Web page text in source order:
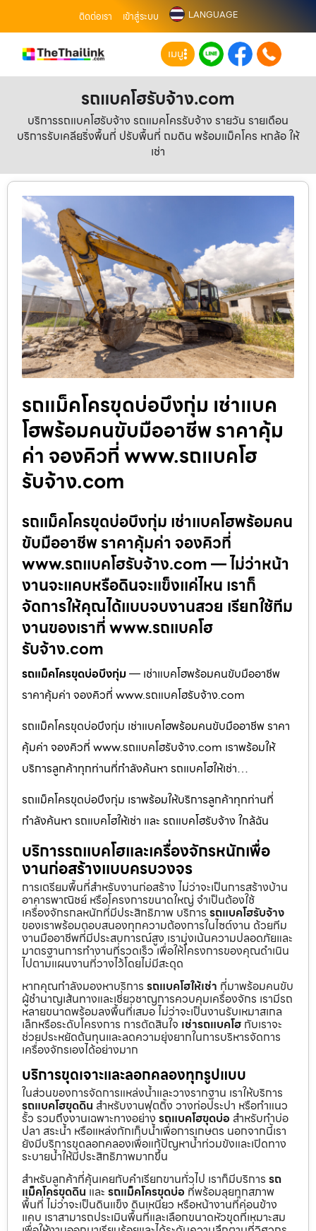
ติดต่อเรา เข้าสู่ระบบ LANGUAGE
เมนู
รถแบคโฮรับจ้าง.com
บริการรถแบคโฮรับจ้าง รถแมคโครรับจ้าง รายวัน รายเดือน
บริการรับเคลียริ่งพื้นที่ ปรับพื้นที่ ถมดิน พร้อมแม็คโคร หกล้อ ให้
เช่า
รถแม็คโครขุดบ่อบึงกุ่ม เช่าแบค
โฮพร้อมคนขับมืออาชีพ ราคาคุ้ม
ค่า จองคิวที่ www.รถแบคโฮ
รับจ้าง.com
รถแม็คโครขุดบ่อบึงกุ่ม เช่าแบคโฮพร้อมคน
ขับมืออาชีพ ราคาคุ้มค่า จองคิวที่
www.รถแบคโฮรับจ้าง.com — ไม่ว่าหน้า
งานจะแคบหรือดินจะแข็งแค่ไหน เราก็
จัดการให้คุณได้แบบจบงานสวย เรียกใช้ทีม
งานของเราที่ www.รถแบคโฮ
รับจ้าง.com
รถแม็คโครขุดบ่อบึงกุ่ม— เช่าแบคโฮพร้อมคนขับมืออาชีพ
ราคาคุ้มค่า จองคิวที่ www.รถแบคโฮรับจ้าง.com
รถแม็คโครขุดบ่อบึงกุ่ม เช่าแบคโฮพร้อมคนขับมืออาชีพ ราคา
คุ้มค่า จองคิวที่ www.รถแบคโฮรับจ้าง.com เราพร้อมให้
บริการลูกค้าทุกท่านที่กำลังค้นหา รถแบคโฮให้เช่า…
รถแม็คโครขุดบ่อบึงกุ่ม เราพร้อมให้บริการลูกค้าทุกท่านที่
กำลังค้นหา รถแบคโฮให้เช่า และ รถแบคโฮรับจ้าง ใกล้ฉัน
บริการรถแบคโฮและเครื่องจักรหนักเพื่อ
งานก่อสร้างแบบครบวงจร
การเตรียมพื้นที่สำหรับงานก่อสร้าง ไม่ว่าจะเป็นการสร้างบ้าน
อาคารพาณิชย์ หรือโครงการขนาดใหญ่ จำเป็นต้องใช้
เครื่องจักรกลหนักที่มีประสิทธิภาพ บริการ รถแบคโฮรับจ้าง
ของเราพร้อมตอบสนองทุกความต้องการในไซต์งาน ด้วยทีม
งานมืออาชีพที่มีประสบการณ์สูง เรามุ่งเน้นความปลอดภัยและ
มาตรฐานการทำงานที่รวดเร็ว เพื่อให้โครงการของคุณดำเนิน
ไปตามแผนงานที่วางไว้โดยไม่มีสะดุด
หากคุณกำลังมองหาบริการ รถแบคโฮให้เช่า ที่มาพร้อมคนขับ
ผู้ชำนาญเส้นทางและเชี่ยวชาญการควบคุมเครื่องจักร เรามีรถ
หลายขนาดพร้อมลงพื้นที่เสมอ ไม่ว่าจะเป็นงานรับเหมาสเกล
เล็กหรือระดับโครงการ การตัดสินใจ เช่ารถแบคโฮ กับเราจะ
ช่วยประหยัดต้นทุนและลดความยุ่งยากในการบริหารจัดการ
เครื่องจักรเองได้อย่างมาก
บริการขุดเจาะและลอกคลองทุกรูปแบบ
ในส่วนของการจัดการแหล่งน้ำและวางรากฐาน เราให้บริการ
รถแบคโฮขุดดิน สำหรับงานฟุตติ้ง วางท่อประปา หรือทำแนว
รั้ว รวมถึงงานเฉพาะทางอย่าง รถแบคโฮขุดบ่อ สำหรับทำบ่อ
ปลา สระน้ำ หรือแหล่งกักเก็บน้ำเพื่อการเกษตร นอกจากนี้เรา
ยังมีบริการขุดลอกคลองเพื่อแก้ปัญหาน้ำท่วมขังและเปิดทาง
ระบายน้ำให้มีประสิทธิภาพมากขึ้น
สำหรับลูกค้าที่คุ้นเคยกับคำเรียกขานทั่วไป เราก็มีบริการ รถ
แม็คโครขุดดิน และ รถแม็คโครขุดบ่อ ที่พร้อมลุยทุกสภาพ
พื้นที่ ไม่ว่าจะเป็นดินแข็ง ดินเหนียว หรือหน้างานที่ค่อนข้าง
แคบ เราสามารถประเมินพื้นที่และเลือกขนาดหัวขุดที่เหมาะสม